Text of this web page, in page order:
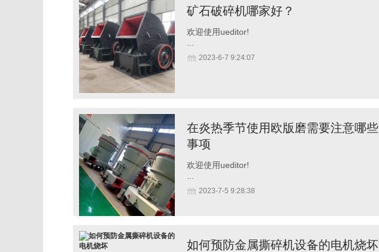
矿石破碎机哪家好？
欢迎使用ueditor!
…
2023-6-7 9:24:07
在炎热季节使用欧版磨需要注意哪些
事项
欢迎使用ueditor!
…
2023-7-5 9:28:38
如何预防金属撕碎机设备的电机烧坏